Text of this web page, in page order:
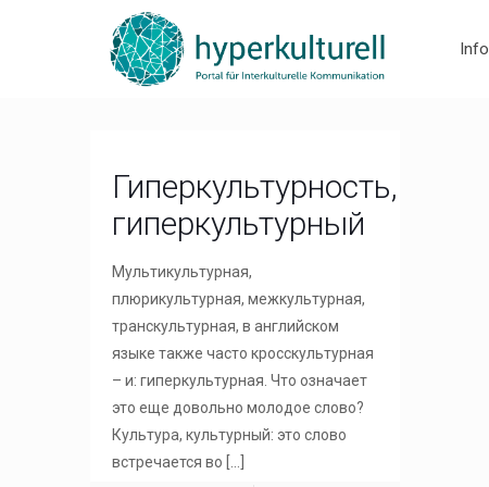
Info
Гиперкультурность,
гиперкультурный
Мультикультурная,
плюрикультурная, межкультурная,
транскультурная, в английском
языке также часто кросскультурная
– и: гиперкультурная. Что означает
это еще довольно молодое слово?
Культура, культурный: это слово
встречается во